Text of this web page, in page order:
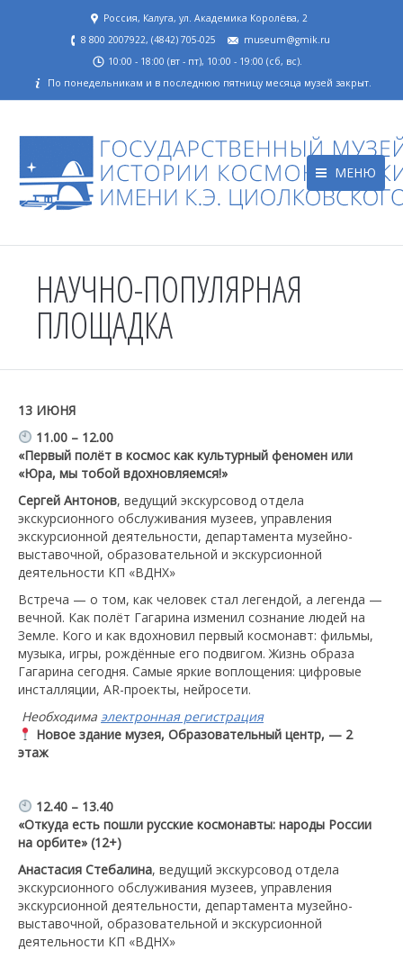
Россия, Калуга, ул. Академика Королёва, 2
8 800 2007922, (4842) 705-025
museum@gmik.ru
10:00 - 18:00 (вт - пт), 10:00 - 19:00 (сб, вс).
По понедельникам и в последнюю пятницу месяца музей закрыт.
МЕНЮ
НАУЧНО-ПОПУЛЯРНАЯ
ПЛОЩАДКА
13 ИЮНЯ
11.00 – 12.00
«Первый полёт в космос как культурный феномен или
«Юра, мы тобой вдохновляемся!»
Сергей Антонов, ведущий экскурсовод отдела
экскурсионного обслуживания музеев, управления
экскурсионной деятельности, департамента музейно-
выставочной, образовательной и экскурсионной
деятельности КП «ВДНХ»
Встреча — о том, как человек стал легендой, а легенда —
вечной. Как полёт Гагарина изменил сознание людей на
Земле. Кого и как вдохновил первый космонавт: фильмы,
музыка, игры, рождённые его подвигом. Жизнь образа
Гагарина сегодня. Самые яркие воплощения: цифровые
инсталляции, AR-проекты, нейросети.
Необходима электронная регистрация
Новое здание музея, Образовательный центр, — 2
этаж
12.40 – 13.40
«Откуда есть пошли русские космонавты: народы России
на орбите» (12+)
Анастасия Стебалина, ведущий экскурсовод отдела
экскурсионного обслуживания музеев, управления
экскурсионной деятельности, департамента музейно-
выставочной, образовательной и экскурсионной
деятельности КП «ВДНХ»